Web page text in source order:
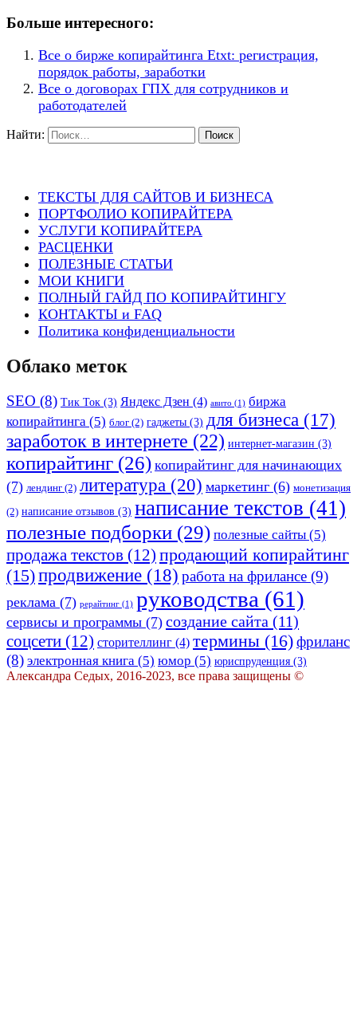
Больше интересного:
Все о бирже копирайтинга Etxt: регистрация,
порядок работы, заработки
Все о договорах ГПХ для сотрудников и
работодателей
Найти:
ТЕКСТЫ ДЛЯ САЙТОВ И БИЗНЕСА
ПОРТФОЛИО КОПИРАЙТЕРА
УСЛУГИ КОПИРАЙТЕРА
РАСЦЕНКИ
ПОЛЕЗНЫЕ СТАТЬИ
МОИ КНИГИ
ПОЛНЫЙ ГАЙД ПО КОПИРАЙТИНГУ
КОНТАКТЫ и FAQ
Политика конфиденциальности
Облако меток
SEO (8) Тик Ток (3) Яндекс Дзен (4) авито (1) биржа
копирайтинга (5) блог (2) гаджеты (3) для бизнеса (17)
заработок в интернете (22) интернет-магазин (3)
копирайтинг (26) копирайтинг для начинающих
(7) лендинг (2) литература (20) маркетинг (6) монетизация
(2) написание отзывов (3) написание текстов (41)
полезные подборки (29) полезные сайты (5)
продажа текстов (12) продающий копирайтинг
(15)продвижение (18) работа на фрилансе (9)
реклама (7) рерайтинг (1) руководства (61)
сервисы и программы (7) создание сайта (11)
соцсети (12) сторителлинг (4) термины (16)фриланс
(8) электронная книга (5) юмор (5) юриспруденция (3)
Александра Седых, 2016-2023, все права защищены ©